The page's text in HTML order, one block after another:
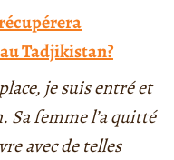
Tadjikistan?
je suis entré et
Sa femme l’a quitté
avec de telles